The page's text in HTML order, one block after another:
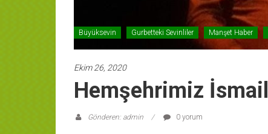
Büyüksevin Gurbetteki Sevinliler Manşet Haber
Ekim 26, 2020
Hemşehrimiz İsmail
Gönderen: admin 0 yorum